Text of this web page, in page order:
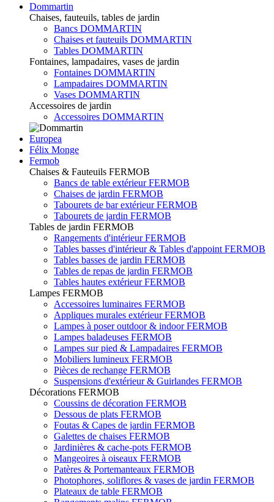
Dommartin
Chaises, fauteuils, tables de jardin
Bancs DOMMARTIN
Chaises et fauteuils DOMMARTIN
Tables DOMMARTIN
Fontaines, lampadaires, vases de jardin
Fontaines DOMMARTIN
Lampadaires DOMMARTIN
Vases DOMMARTIN
Accessoires de jardin
Accessoires DOMMARTIN
Europea
Félix Monge
Fermob
Chaises & Fauteuils FERMOB
Bancs de table extérieur FERMOB
Chaises de jardin FERMOB
Tabourets de bar extérieur FERMOB
Tabourets de jardin FERMOB
Tables de jardin FERMOB
Rangements d'intérieur FERMOB
Tables basses d'intérieur & Tables d'appoint FERMOB
Tables basses de jardin FERMOB
Tables de repas de jardin FERMOB
Tables hautes extérieur FERMOB
Lampes FERMOB
Accessoires luminaires FERMOB
Appliques murales extérieur FERMOB
Lampes à poser outdoor & indoor FERMOB
Lampes baladeuses FERMOB
Lampes sur pied & Lampadaires FERMOB
Mobiliers lumineux FERMOB
Pièces de rechange FERMOB
Suspensions d'extérieur & Guirlandes FERMOB
Décorations FERMOB
Coussins de décoration FERMOB
Dessous de plats FERMOB
Foutas & Capes de jardin FERMOB
Galettes de chaises FERMOB
Jardinières & cache-pots FERMOB
Mangeoires à oiseaux FERMOB
Patères & Portemanteaux FERMOB
Photophores, soliflores & vases de jardin FERMOB
Plateaux de table FERMOB